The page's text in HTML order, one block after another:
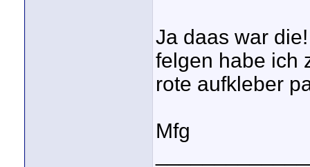
Ja daas war die!
felgen habe ich
rote aufkleber
Mfg